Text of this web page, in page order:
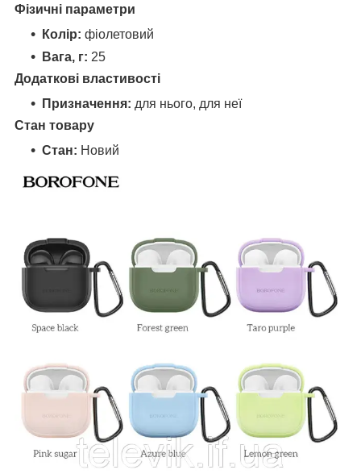
Фізичні параметри
Колір: фіолетовий
Вага, г: 25
Додаткові властивості
Призначення: для нього, для неї
Стан товару
Стан: Новий